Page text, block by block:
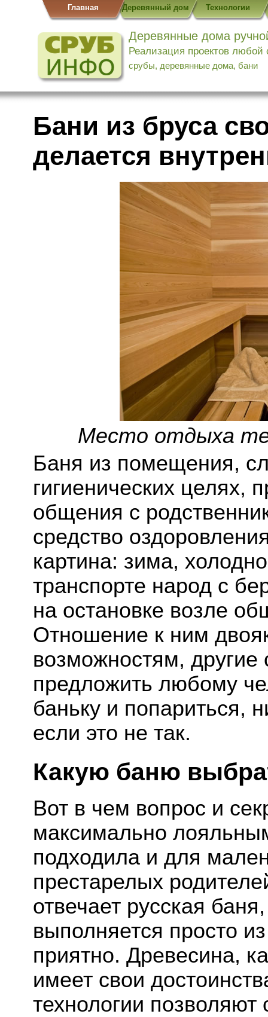
Технологии
Деревянный дом
Главная
Деревянные дома
Реализация проектов любой
срубы, деревянные дома, бани
Бани из бруса
делается
Место отдыха
Баня из помещения,
гигиенических целях,
общения с
средство
картина: зима,
транспорте народ с
на остановке возле
Отношение к ним
возможностям, другие
предложить любому
баньку и попариться,
если это не так.
Какую баню
Вот в чем вопрос и
максимально
подходила и для
престарелых
отвечает русская
выполняется просто
приятно. Древесина,
имеет свои
технологии